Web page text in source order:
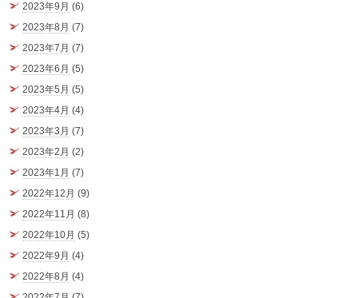
2023年9月 (6)
2023年8月 (7)
2023年7月 (7)
2023年6月 (5)
2023年5月 (5)
2023年4月 (4)
2023年3月 (7)
2023年2月 (2)
2023年1月 (7)
2022年12月 (9)
2022年11月 (8)
2022年10月 (5)
2022年9月 (4)
2022年8月 (4)